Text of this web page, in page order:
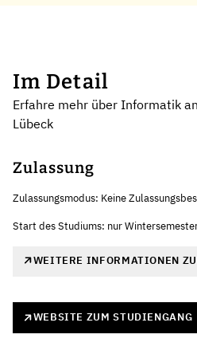
Im Detail
Erfahre mehr über Informatik
Lübeck
Zulassung
Zulassungsmodus: Keine
Start des Studiums: nur
WEITERE INFORMATIONEN
WEBSITE ZUM STUDIENGANG